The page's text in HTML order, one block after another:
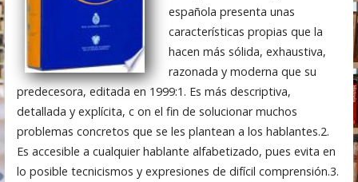
española presenta unas
características propias que la
hacen más sólida, exhaustiva,
razonada y moderna que su
predecesora, editada en 1999:1. Es más descriptiva,
detallada y explícita, c on el fin de solucionar muchos
problemas concretos que se les plantean a los hablantes.2.
Es accesible a cualquier hablante alfabetizado, pues evita en
lo posible tecnicismos y expresiones de difícil comprensión.3.